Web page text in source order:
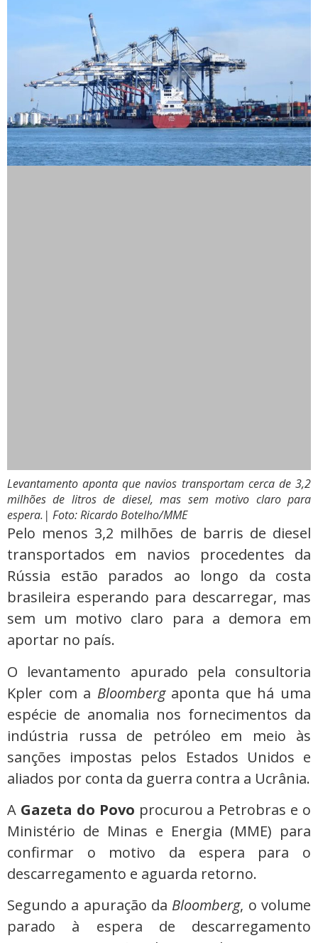
Levantamento aponta que navios transportam cerca de 3,2
milhões de litros de diesel, mas sem motivo claro para
espera. | Foto: Ricardo Botelho/MME
Pelo menos 3,2 milhões de barris de diesel
transportados em navios procedentes da
Rússia estão parados ao longo da costa
brasileira esperando para descarregar, mas
sem um motivo claro para a demora em
aportar no país.
O levantamento apurado pela consultoria
Kpler com a Bloomberg aponta que há uma
espécie de anomalia nos fornecimentos da
indústria russa de petróleo em meio às
sanções impostas pelos Estados Unidos e
aliados por conta da guerra contra a Ucrânia.
A Gazeta do Povo procurou a Petrobras e o
Ministério de Minas e Energia (MME) para
confirmar o motivo da espera para o
descarregamento e aguarda retorno.
Segundo a apuração da Bloomberg, o volume
parado à espera de descarregamento